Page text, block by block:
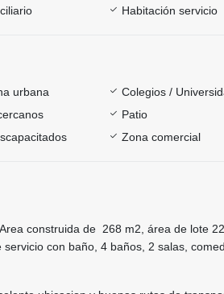
Habitación servicio
urbana
Colegios /
Patio
Zona comercial
construida de 268 m2, área de lote
con baño, 4 baños, 2 salas,